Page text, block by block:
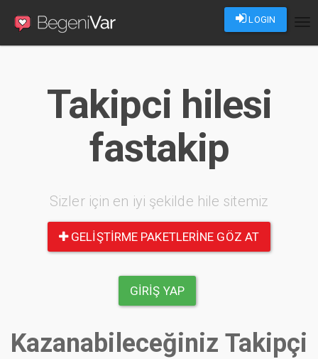
LOGIN
Takipci hilesi
fastakip
Sizler için en iyi şekilde hile sitemiz
GELIŞTIRME PAKETLERINE GÖZ AT
GIRIŞ YAP
Kazanabileceğiniz Takipçi